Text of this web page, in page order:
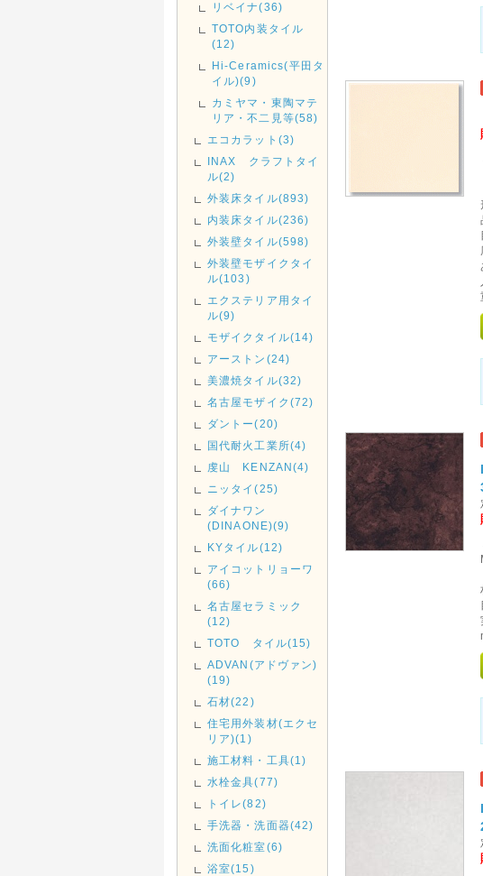
リベイナ(36)
TOTO内装タイル
(12)
Hi-Ceramics(平田タ
イル)(9)
カミヤマ・東陶マテ
リア・不二見等(58)
エコカラット(3)
INAX クラフトタイ
ル(2)
外装床タイル(893)
内装床タイル(236)
外装壁タイル(598)
外装壁モザイクタイ
ル(103)
エクステリア用タイ
ル(9)
モザイクタイル(14)
アーストン(24)
美濃焼タイル(32)
名古屋モザイク(72)
ダントー(20)
国代耐火工業所(4)
虔山 KENZAN(4)
ニッタイ(25)
ダイナワン
(DINAONE)(9)
KYタイル(12)
アイコットリョーワ
(66)
名古屋セラミック
(12)
TOTO タイル(15)
ADVAN(アドヴァン)
(19)
石材(22)
住宅用外装材(エクセ
リア)(1)
施工材料・工具(1)
水栓金具(77)
トイレ(82)
手洗器・洗面器(42)
洗面化粧室(6)
浴室(15)